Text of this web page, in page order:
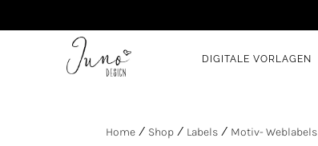
DIGITALE VORLAGEN
Home / Shop / Labels / Motiv- Weblabels